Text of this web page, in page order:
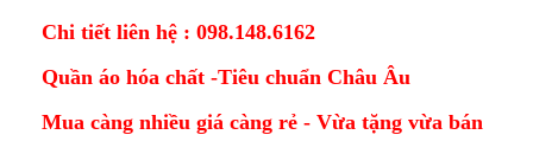
Chi tiết liên hệ : 098.148.6162
Quần áo hóa chất -Tiêu chuẩn Châu Âu
Mua càng nhiều giá càng rẻ - Vừa tặng vừa bán